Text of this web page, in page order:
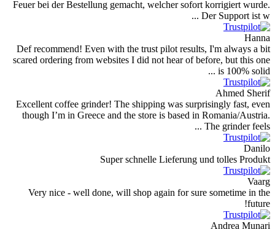
Feuer bei der Bestellung gemacht, welcher sofort
Def recommend! Even with the trust pilot results,
scared ordering from websites I did not hear of
Excellent coffee grinder! The shipping was
though I’m in Greece and the store is based in
Super schnelle Lieferung
Very nice - well done, will shop again for sure